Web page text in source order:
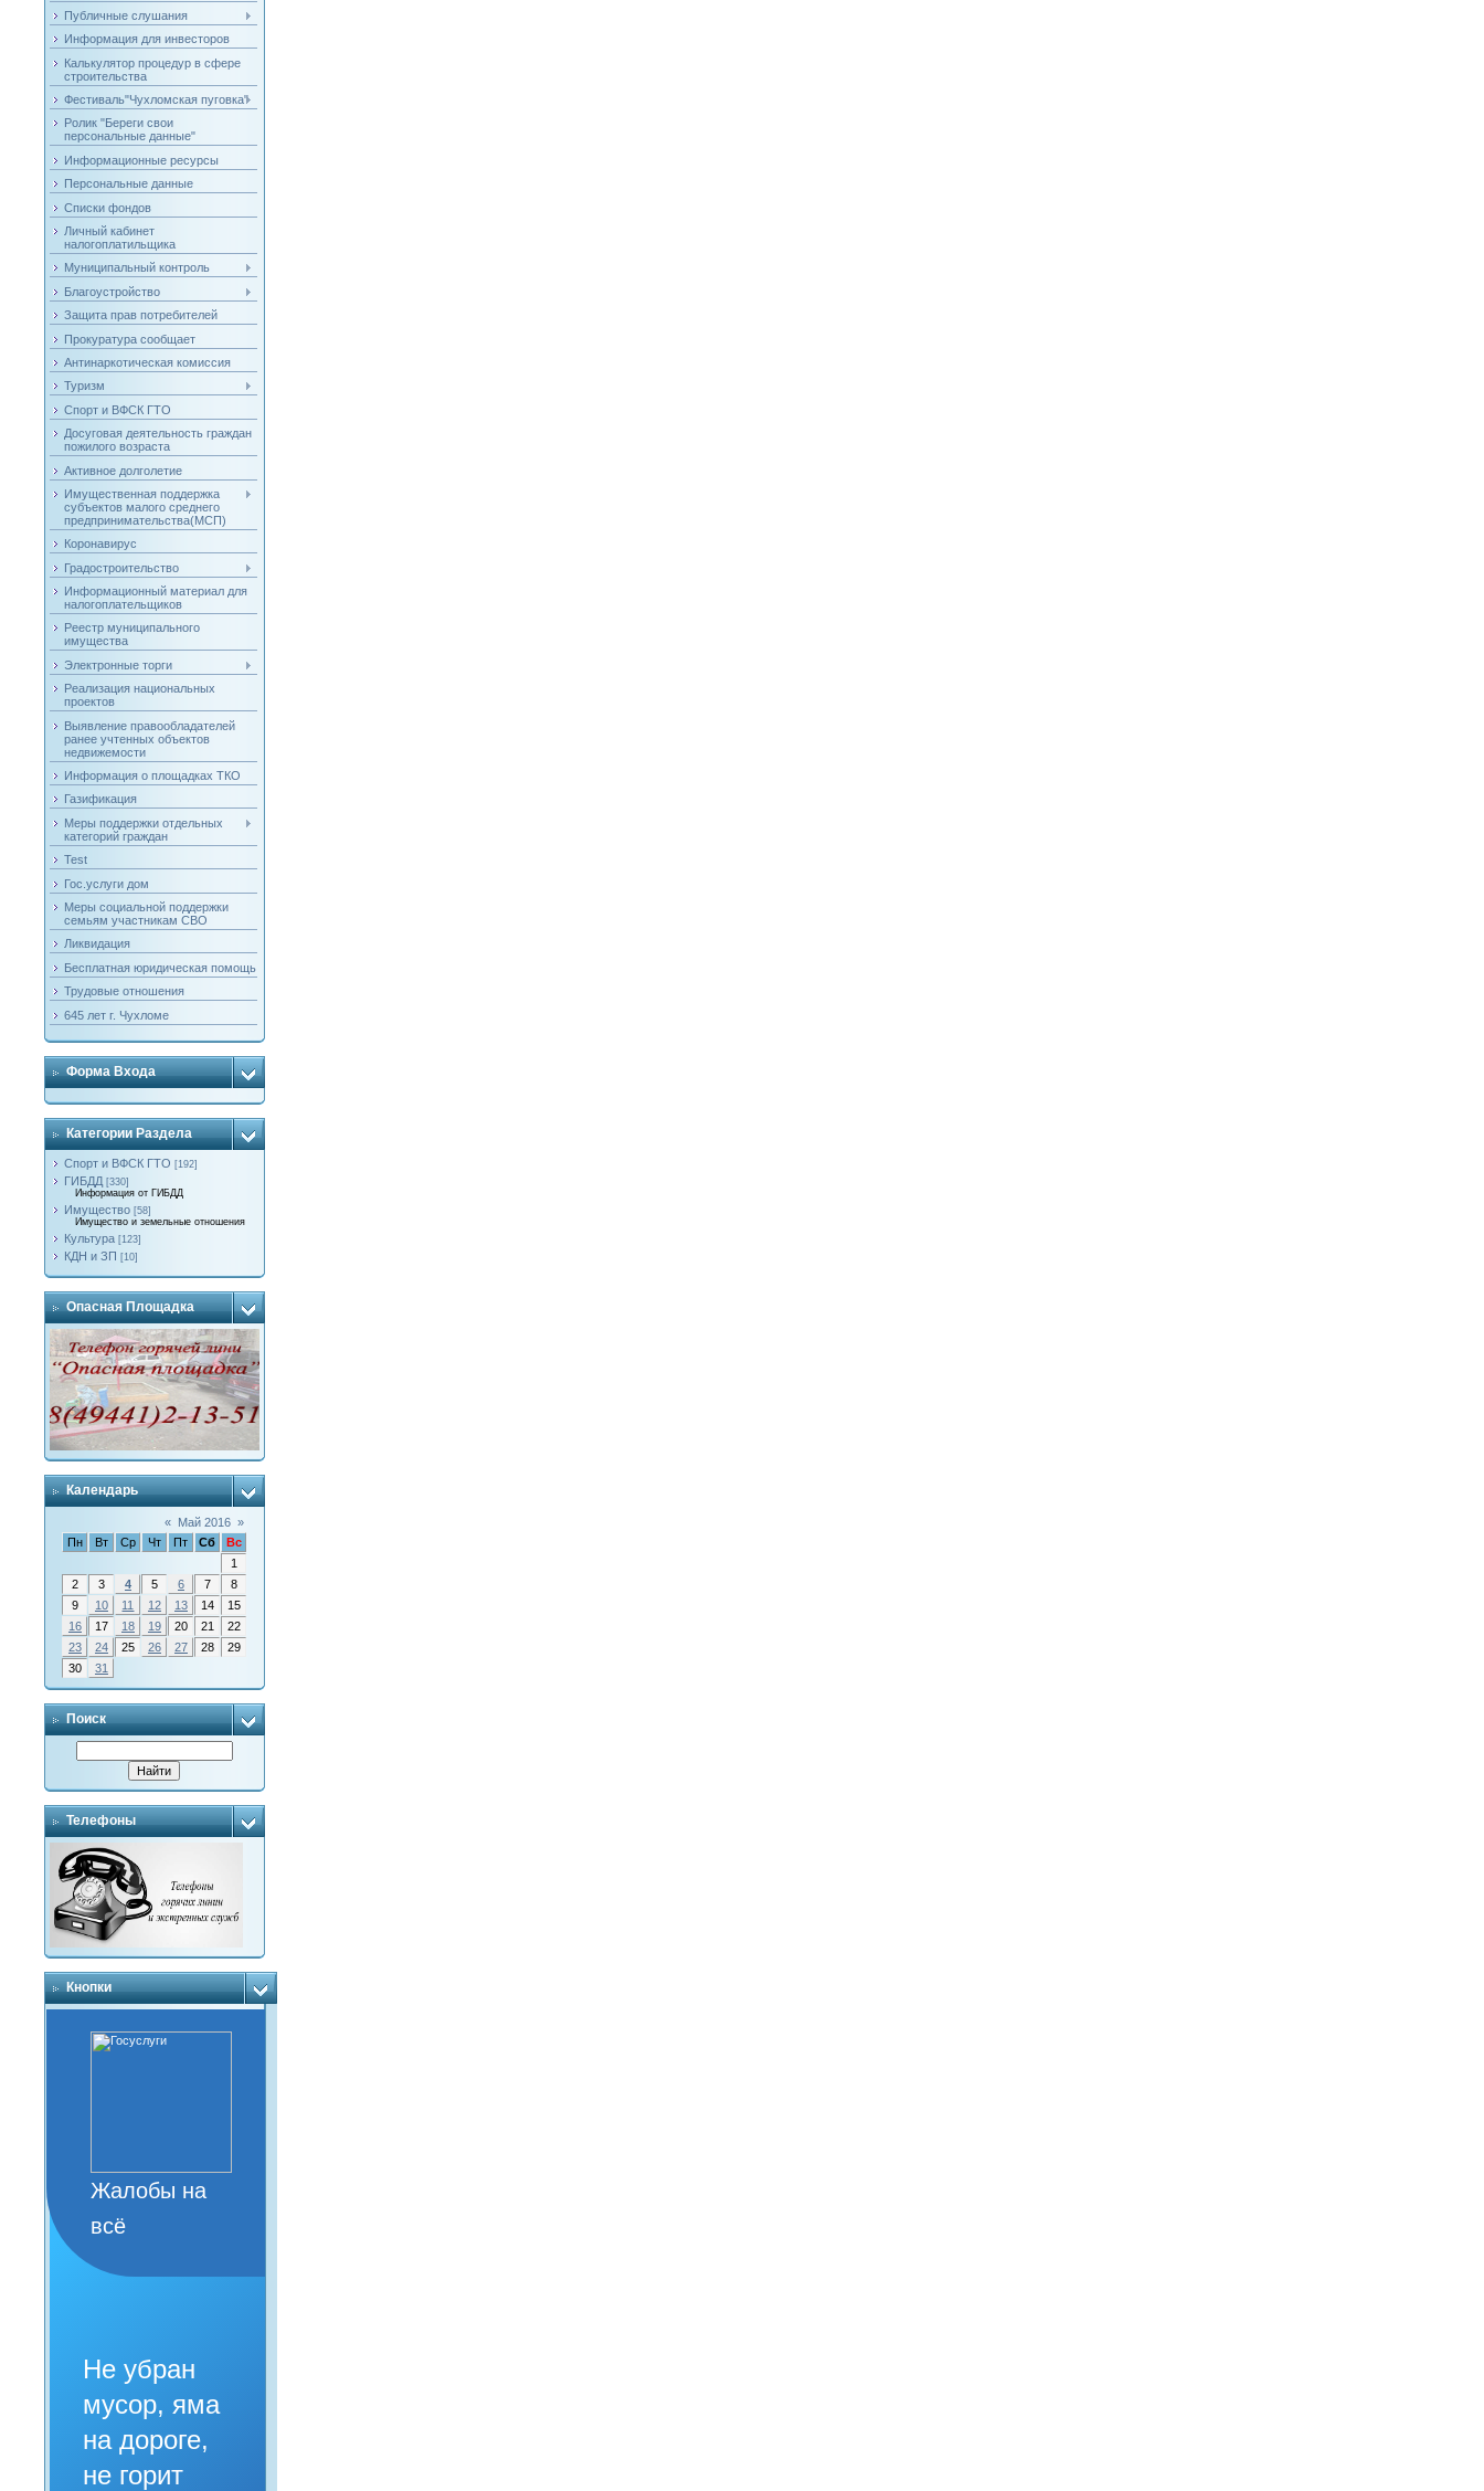
Публичные слушания
Информация для инвесторов
Калькулятор процедур в сфере
строительства
Фестиваль"Чухломская пуговка"
Ролик "Береги свои
персональные данные"
Информационные ресурсы
Персональные данные
Списки фондов
Личный кабинет
налогоплатильщика
Муниципальный контроль
Благоустройство
Защита прав потребителей
Прокуратура сообщает
Антинаркотическая комиссия
Туризм
Спорт и ВФСК ГТО
Досуговая деятельность граждан
пожилого возраста
Активное долголетие
Имущественная поддержка
субъектов малого среднего
предпринимательства(МСП)
Коронавирус
Градостроительство
Информационный материал для
налогоплательщиков
Реестр муниципального
имущества
Электронные торги
Реализация национальных
проектов
Выявление правообладателей
ранее учтенных объектов
недвижемости
Информация о площадках ТКО
Газификация
Меры поддержки отдельных
категорий граждан
Test
Гос.услуги дом
Меры социальной поддержки
семьям участникам СВО
Ликвидация
Бесплатная юридическая помощь
Трудовые отношения
645 лет г. Чухломе
Форма Входа
Категории Раздела
Спорт и ВФСК ГТО [192]
ГИБДД [330]
Информация от ГИБДД
Имущество [58]
Имущество и земельные отношения
Культура [123]
КДН и ЗП [10]
Опасная Площадка
Календарь
« Май 2016 »
Пн
Вт Ср Чт Пт Сб
Вс
1
2
3 4 5 6 7
8
9
10 11 12 13 14
15
16
17 18 19 20 21
22
23
24 25 26 27 28
29
30
31
Поиск
Телефоны
Кнопки
Жалобы на
всё
Не убран
мусор, яма
на дороге,
не горит